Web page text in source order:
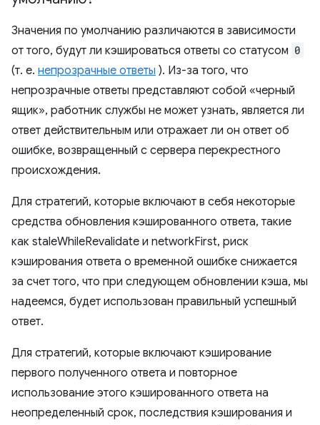
Значения по умолчанию различаются в зависимости
от того, будут ли кэшироваться ответы со статусом 0
(т. е. непрозрачные ответы ). Из-за того, что
непрозрачные ответы представляют собой «черный
ящик», работник службы не может узнать, является ли
ответ действительным или отражает ли он ответ об
ошибке, возвращенный с сервера перекрестного
происхождения.
Для стратегий, которые включают в себя некоторые
средства обновления кэшированного ответа, такие
как staleWhileRevalidate и networkFirst, риск
кэширования ответа о временной ошибке снижается
за счет того, что при следующем обновлении кэша, мы
надеемся, будет использован правильный успешный
ответ.
Для стратегий, которые включают кэширование
первого полученного ответа и повторное
использование этого кэшированного ответа на
неопределенный срок, последствия кэширования и